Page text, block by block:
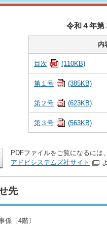
令和４年第
内
目次 (110KB)
第１号 (385KB)
第２号 (623KB)
第３号 (563KB)
PDFファイルをご覧になるには
アドビシステムズ社サイト
先
係〔4階〕